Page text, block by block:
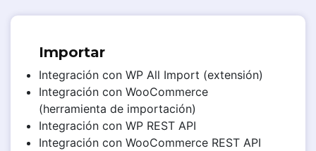
Importar
Integración con WP All Import (extensión)
Integración con WooCommerce
(herramienta de importación)
Integración con WP REST API
Integración con WooCommerce REST API